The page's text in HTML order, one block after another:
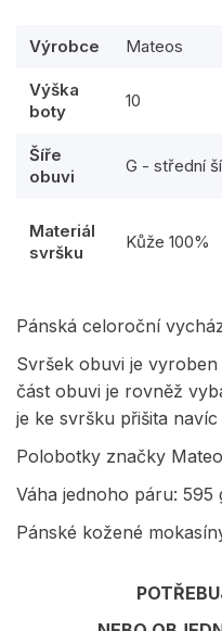
Výrobce Mateos
Výška
boty
10
Šíře
obuvi
G - střední
Materiál
svršku
Kůže 100%
Pánská celoroční
Svršek obuvi je
část obuvi je rovněž
je ke svršku přišita
Polobotky značky
Váha jednoho páru: 595
Pánské kožené